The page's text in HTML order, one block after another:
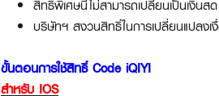
สิทธิพิเศษนี้ไม่สามารถเปลี่ยนเป็นเงิน
บริษัทฯ สงวนสิทธิ์ในการเปลี่ยนแปลงเ
ขั้นตอนการใช้สิทธิ์ Code iQIYI
สำหรับ IOS